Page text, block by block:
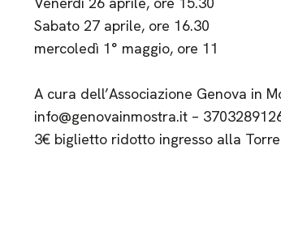
Sabato 27 aprile, ore 16.30
mercoledì 1° maggio, ore 11
A cura dell’Associazione Genova in
info@genovainmostra.it –
3€ biglietto ridotto ingresso alla